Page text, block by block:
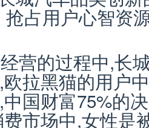
营的过程中,长
拉黑猫的用户
国财富75%的
市场中,女性是